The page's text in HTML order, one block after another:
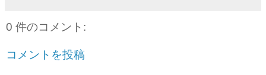
0 件のコメント:
コメントを投稿